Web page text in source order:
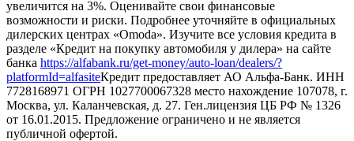
увеличится на 3%. Оценивайте свои финансовые
возможности и риски. Подробнее уточняйте в официальных
дилерских центрах «Omoda». Изучите все условия кредита в
разделе «Кредит на покупку автомобиля у дилера» на сайте
банка https://alfabank.ru/get-money/auto-loan/dealers/?
platformId=alfasiteКредит предоставляет АО Альфа-Банк. ИНН
7728168971 ОГРН 1027700067328 место нахождение 107078, г.
Москва, ул. Каланчевская, д. 27. Ген.лицензия ЦБ РФ № 1326
от 16.01.2015. Предложение ограничено и не является
публичной офертой.